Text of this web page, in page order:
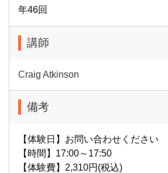
年46回
講師
Craig Atkinson
備考
【体験日】お問い合わせください
【時間】17:00～17:50
【体験費】2,310円(税込)